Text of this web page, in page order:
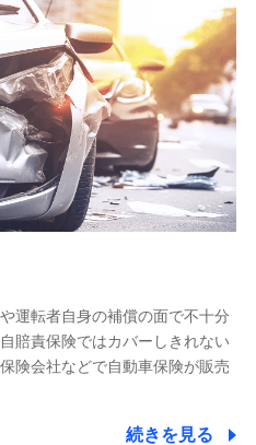
タの項目】
サービス提供等を通じて取得
データ
レス、お客さまの識別子、
ービスのご利用に関する情
ード番号、性別、年齢、家族
、dポイント利用履歴などが
が提供する各種サービスな
提供する各種サービスのご契
ーネット利用時の行動に関す
利用時の行動に関する情報、
の名称・購入場所・決済に関
に関する情報などが含まれ
運転者自身の補償の面で不十分
賠責保険ではカバーしきれない
険会社などで自動車保険が販売
続きを見る